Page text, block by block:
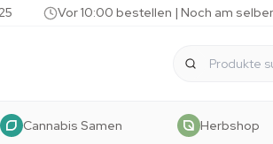
Vor 10:00 bestellen | Noch am
Cannabis Samen Herbshop